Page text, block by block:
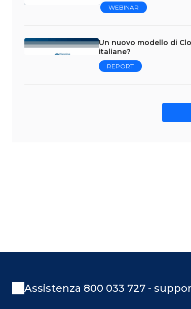
WEBINAR
Un nuovo modello di
italiane?
REPORT
Assistenza 800 033 727 -